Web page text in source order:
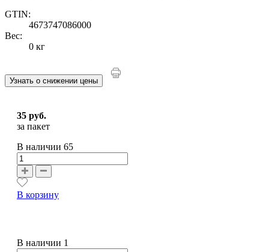
GTIN:
4673747086000
Вес:
0 кг
Узнать о снижении цены
35 руб.
за пакет
В наличии 65
В корзину
В наличии 1